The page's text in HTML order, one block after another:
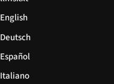
English
Deutsch
Español
Italiano